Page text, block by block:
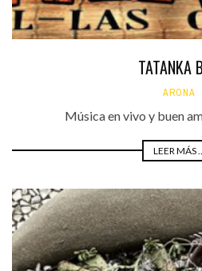
TATANKA
ARONA
Música en vivo y buen
LEER MÁS ...